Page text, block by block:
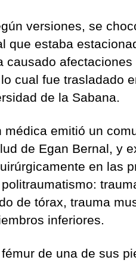
versiones, se
que estaba
causado
cual fue trasladado
de la Sabana.
médica emitió un
de Egan Bernal, y
en las
de tórax, trauma
inferiores.
de una de sus